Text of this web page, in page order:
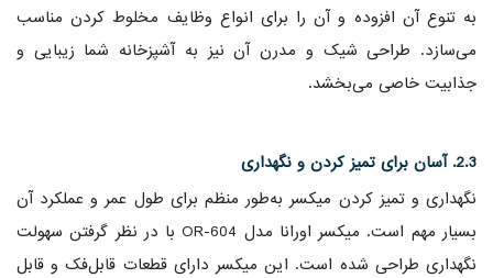
به تنوع آن افزوده و آن را برای انواع وظایف مخلوط کردن مناسب
می‌سازد. طراحی شیک و مدرن آن نیز به آشپزخانه شما زیبایی و
جذابیت خاصی می‌بخشد.
2.3. آسان برای تمیز کردن و نگهداری
نگهداری و تمیز کردن میکسر به‌طور منظم برای طول عمر و عملکرد آن
بسیار مهم است. میکسر اورانا مدل OR-604 با در نظر گرفتن سهولت
نگهداری طراحی شده است. این میکسر دارای قطعات قابل‌فک و قابل